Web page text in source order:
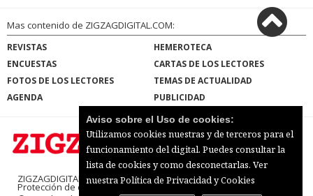
Mas contenido de ZIGZAGDIGITAL.COM:
REVISTAS
HEMEROTECA
ENCUESTAS
CARTAS DE LOS LECTORES
FOTOS DE LOS LECTORES
TEMAS DE ACTUALIDAD
AGENDA
PUBLICIDAD
ZIGZAGDIGITAL.COM |Términos de uso|
Protección de datos|Mapa del sitio
Aviso sobre el Uso de cookies:
Utilizamos cookies nuestras y de terceros para el
funcionamiento del digital. Puedes consultar la
lista de cookies y como desconectarlas. Ver
nuestra Política de Privacidad y Cookies